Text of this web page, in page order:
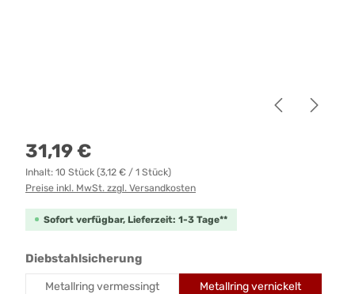
Regulärer Preis:
31,19 €
Inhalt: 10 Stück (3,12 € / 1 Stück)
Preise inkl. MwSt. zzgl. Versandkosten
Sofort verfügbar, Lieferzeit: 1-3 Tage**
Diebstahlsicherungauswählen
Metallring vermessingt
Metallring vernickelt